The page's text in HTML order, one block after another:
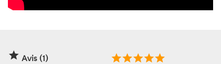
 Avis (1)